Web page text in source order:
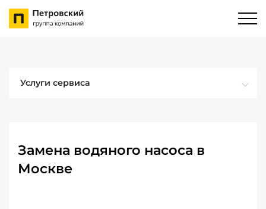
Услуги сервиса
Замена водяного насоса в
Москве